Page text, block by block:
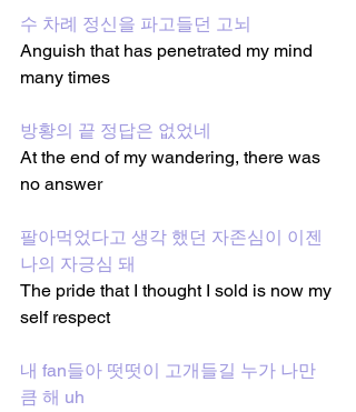
수 차례 정신을 파고들던 고뇌
Anguish that has penetrated my mind
many times
방황의 끝 정답은 없었네
At the end of my wandering, there was
no answer
팔아먹었다고 생각 했던 자존심이 이젠
나의 자긍심 돼
The pride that I thought I sold is now my
self respect
내 fan들아 떳떳이 고개들길 누가 나만
큼 해 uh